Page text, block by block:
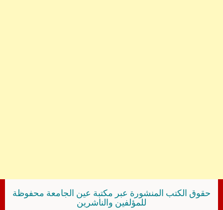
حقوق الكتب المنشورة عبر مكتبة عين الجامعة محفوظة
للمؤلفين والناشرين